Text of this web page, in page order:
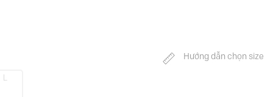
Hướng dẫn chọn size
L